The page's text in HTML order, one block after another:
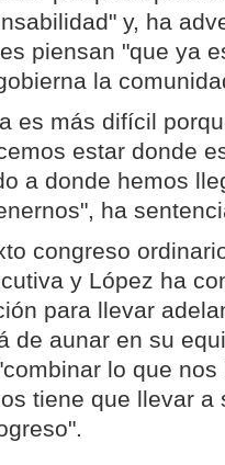
y, ha
piensan "que ya
la
es más difícil
estar donde
a donde hemos
ha
congreso
y López ha
para llevar
de aunar en su
lo que
tiene que llevar